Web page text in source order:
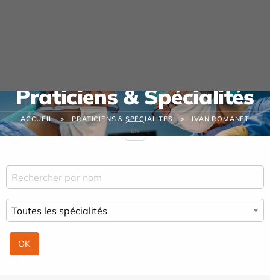
Praticiens & Spécialités
ACCUEIL PRATICIENS & SPÉCIALITÉS IVAN ROMANET
EN